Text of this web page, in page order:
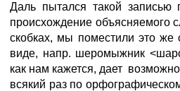
Даль пытался такой записью
происхождение объясняемого
скобках, мы поместили это
виде, напр. шеромыжник
как нам кажется, дает
всякий раз по